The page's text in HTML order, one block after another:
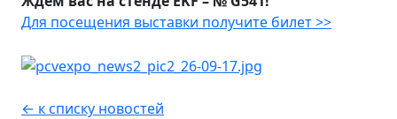
Для посещения выставки получите билет >>
← к списку новостей